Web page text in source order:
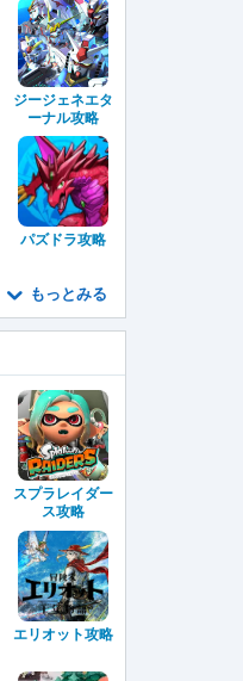
ジージェネエタ
ーナル攻略
パズドラ攻略
もっとみる
スプラレイダー
ス攻略
エリオット攻略